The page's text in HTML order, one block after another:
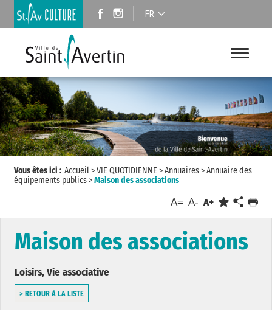
FR
Vous êtes ici : Accueil>VIE QUOTIDIENNE >Annuaires>Annuaire des
équipements publics>Maison des associations
A= A- A+
Maison des associations
Loisirs, Vie associative
> RETOUR À LA LISTE